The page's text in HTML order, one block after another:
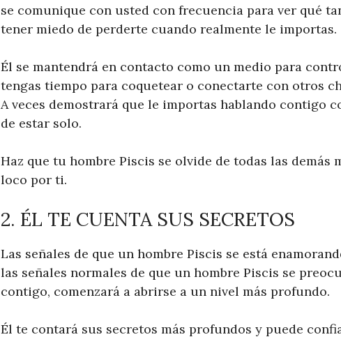
se comunique con usted con frecuencia para ver qué
tener miedo de perderte cuando realmente le importas.
Él se mantendrá en contacto como un medio para
tengas tiempo para coquetear o conectarte con otros
A veces demostrará que le importas hablando contigo
de estar solo.
Haz que tu hombre Piscis se olvide de todas las demás
loco por ti.
2. ÉL TE CUENTA SUS SECRETOS
Las señales de que un hombre Piscis se está
las señales normales de que un hombre Piscis se
contigo, comenzará a abrirse a un nivel más profundo.
Él te contará sus secretos más profundos y puede